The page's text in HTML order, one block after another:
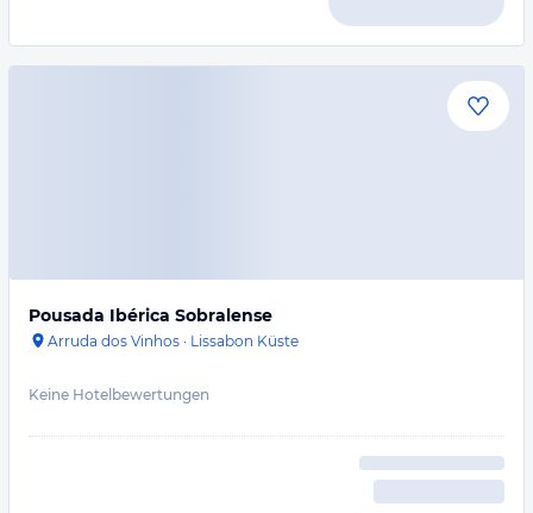
Pousada Ibérica Sobralense
Arruda dos Vinhos · Lissabon Küste
Keine Hotelbewertungen